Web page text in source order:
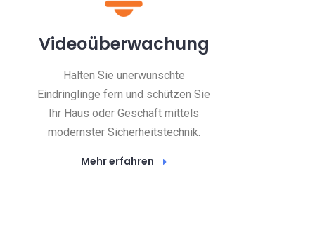
Videoüberwachung
Halten Sie unerwünschte
Eindringlinge fern und schützen Sie
Ihr Haus oder Geschäft mittels
modernster Sicherheitstechnik.
Mehr erfahren